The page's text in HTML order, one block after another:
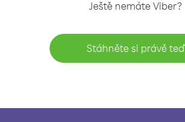
Ještě nemáte Viber?
Stáhněte si právě teď